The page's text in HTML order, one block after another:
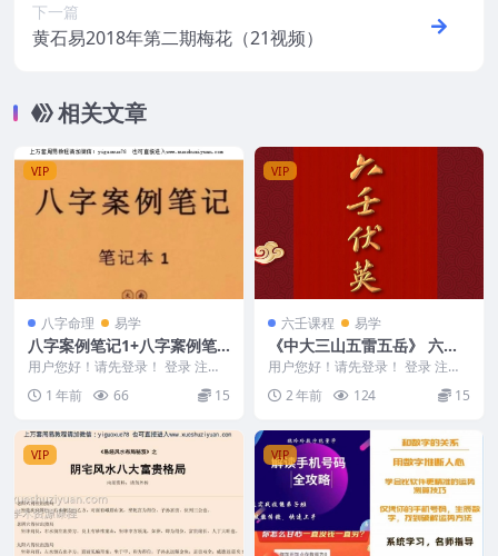
下一篇
黄石易2018年第二期梅花（21视频）
相关文章
VIP
八字命理 易学
八字案例笔记1+八字䅁例笔
记2 一套共2本Y
用户您好！请先登录！ 登录 注册
八字案例笔记1+八字䅁例笔记2 一
套共2本Y ...
1 年前 66 15
VIP
六壬课程 易学
《中大三山五雷五岳》 六壬
伏英馆叶法光，董法晨法本
用户您好！请先登录！ 登录 注册
《中大三山五雷五岳》 六壬伏英
馆叶法光，董法晨...
2 年前 124 15
VIP VIP